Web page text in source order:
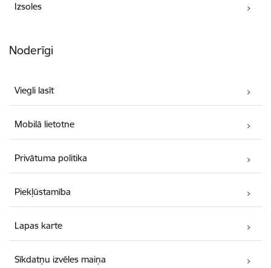
Izsoles
Noderīgi
Viegli lasīt
Mobilā lietotne
Privātuma politika
Piekļūstamība
Lapas karte
Sīkdatņu izvēles maiņa